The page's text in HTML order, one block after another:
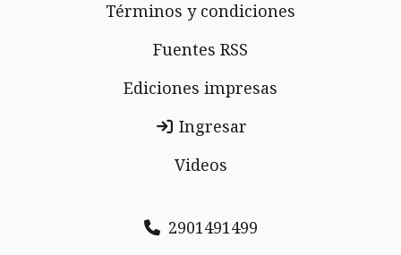
Términos y condiciones
Fuentes RSS
Ediciones impresas
Ingresar
Videos
2901491499